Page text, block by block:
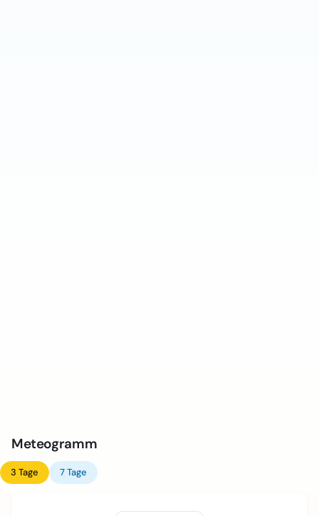
Meteogramm
3 Tage 7 Tage